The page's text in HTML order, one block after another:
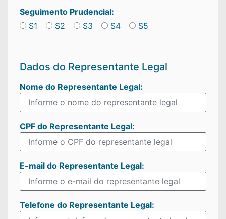
Seguimento Prudencial:
S1
S2 S3 S4 S5
Dados do Representante Legal
Nome do Representante Legal:
CPF do Representante Legal:
E-mail do Representante Legal:
Telefone do Representante Legal: